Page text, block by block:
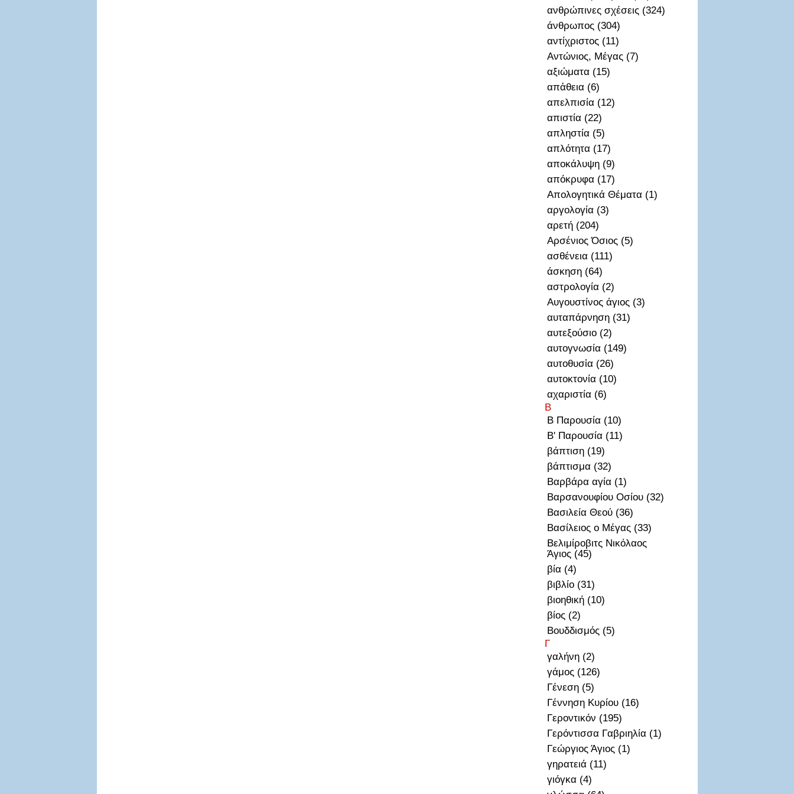
ανθρώπινες σχέσεις (324)
άνθρωπος (304)
αντίχριστος (11)
Αντώνιος, Μέγας (7)
αξιώματα (15)
απἀθεια (6)
απελπισία (12)
απιστία (22)
απληστία (5)
απλότητα (17)
αποκάλυψη (9)
απόκρυφα (17)
Απολογητικά Θέματα (1)
αργολογία (3)
αρετή (204)
Αρσένιος Όσιος (5)
ασθένεια (111)
άσκηση (64)
αστρολογία (2)
Αυγουστίνος άγιος (3)
αυταπάρνηση (31)
αυτεξούσιο (2)
αυτογνωσία (149)
αυτοθυσἰα (26)
αυτοκτονία (10)
αχαριστία (6)
Β
Β Παρουσία (10)
Β' Παρουσία (11)
βάπτιση (19)
βάπτισμα (32)
Βαρβάρα αγία (1)
Βαρσανουφίου Οσίου (32)
Βασιλεία Θεού (36)
Βασίλειος ο Μέγας (33)
Βελιμίροβιτς Νικόλαος
Άγιος (45)
βία (4)
βιβλίο (31)
βιοηθική (10)
βίος (2)
Βουδδισμός (5)
Γ
γαλήνη (2)
γάμος (126)
Γένεση (5)
Γέννηση Κυρίου (16)
Γεροντικόν (195)
Γερόντισσα Γαβριηλία (1)
Γεώργιος Άγιος (1)
γηρατειά (11)
γιόγκα (4)